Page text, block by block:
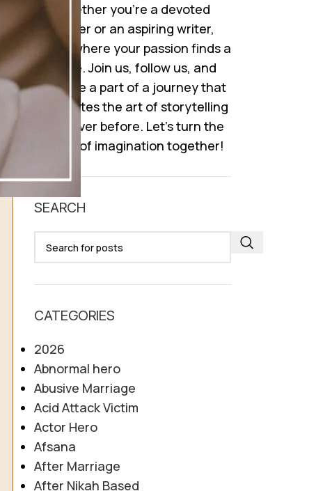
Whether you’re a devoted
reader or an aspiring writer,
here’s where your passion finds a
home. Join us, follow us, and
become a part of a journey that
celebrates the art of storytelling
like never before. Let’s turn the
pages of imagination together!
SEARCH
CATEGORIES
2026
Abnormal hero
Abusive Marriage
Acid Attack Victim
Actor Hero
Afsana
After Marriage
After Nikah Based